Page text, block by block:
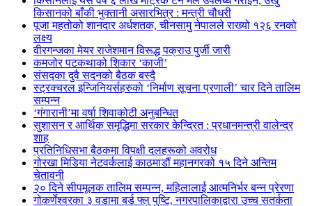
किसानको बाँकी भुक्तानी असारभित्र : मन्त्री चौधरी
पूजा महतोको शानदार अर्धशतक, चीनसामु नेपालले राख्यो १२६ रनको
लक्ष्य
वीरगन्जका मेयर राजेशमान विरूद्ध पक्राउ पुर्जी जारी
कमजोर पटकथाको शिकार ‘काजी’
संसद्का दुवै सदनको बैठक बस्दै
स्ट्रक्चरल इन्जिनियर्सहरुकाे ‘निर्माण सूचना प्रणाली’ चार दिने तालिम
सम्पन्न
‘गंगारानी’मा वर्षा शिवाकोटी अनुबन्धित
सुशासन र आर्थिक समृद्धिमा सरकार केन्द्रित : प्रधानमन्त्री वालेन्द्र
शाह
प्रतिनिधिसभा बैठकमा विपक्षी दलहरूको अवरोध
गोरखा मिडिया नेटवर्कलाई काठमाडौं महानगरको १५ दिने अन्तिम
चेतावनी
२० दिने सीपमूलक तालिम सम्पन्न, महिलालाई आत्मनिर्भर बन्न प्रेरणा
गोकर्णेश्वरका ३ वडामा बर्ड फ्लु पुष्टि, नगरपालिकाद्वारा उच्च सतर्कता